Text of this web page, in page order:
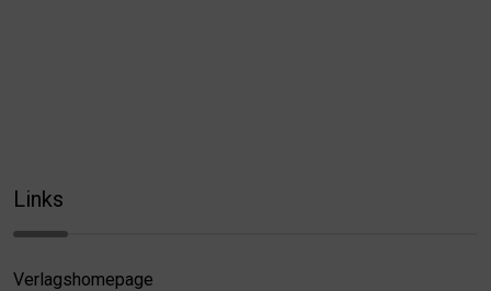
Links
Verlagshomepage